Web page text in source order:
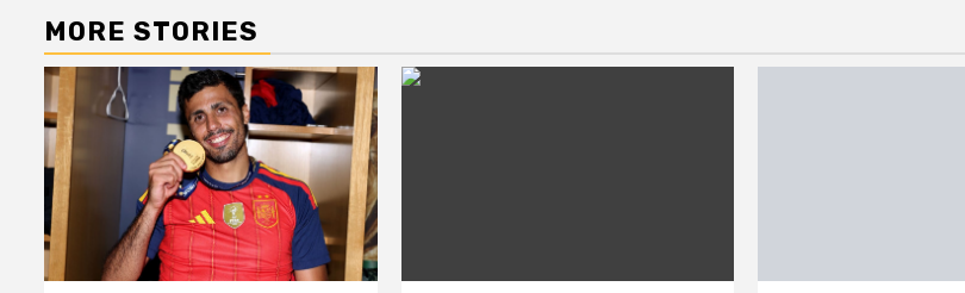
MORE STORIES